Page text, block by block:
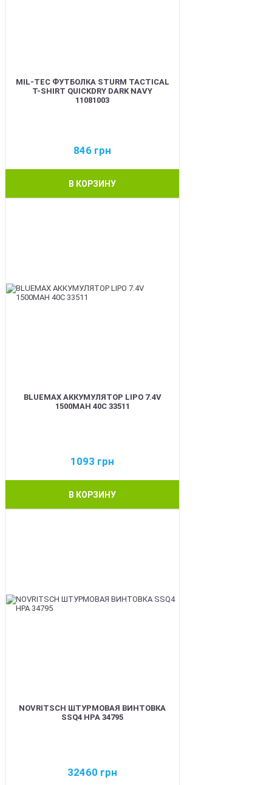
MIL-TEC ФУТБОЛКА STURM TACTICAL
T-SHIRT QUICKDRY DARK NAVY
11081003
846 грн
В КОРЗИНУ
BLUEMAX АККУМУЛЯТОР LIPO 7.4V
1500MAH 40C 33511
1093 грн
В КОРЗИНУ
NOVRITSCH ШТУРМОВАЯ ВИНТОВКА
SSQ4 HPA 34795
32460 грн